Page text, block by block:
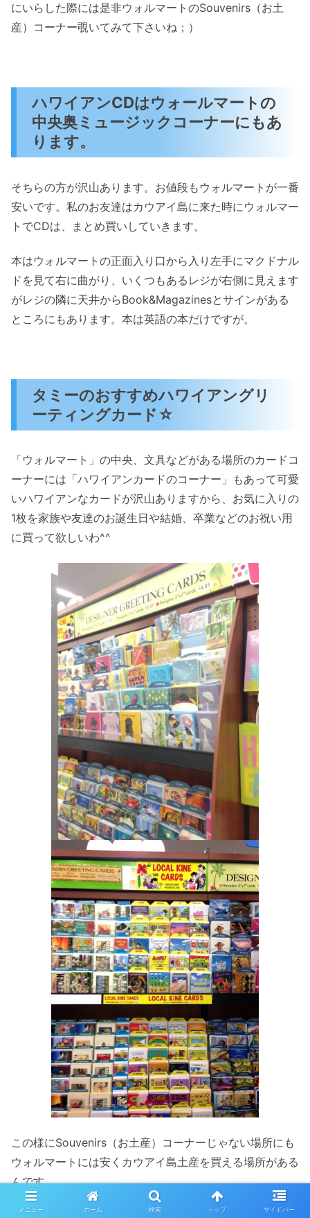
にいらした際には是非ウォルマートのSouvenirs（お土
産）コーナー覗いてみて下さいね；）
ハワイアンCDはウォールマートの
中央奥ミュージックコーナーにもあ
ります。
そちらの方が沢山あります。お値段もウォルマートが一番
安いです。私のお友達はカウアイ島に来た時にウォルマー
トでCDは、まとめ買いしていきます。
本はウォルマートの正面入り口から入り左手にマクドナル
ドを見て右に曲がり、いくつもあるレジが右側に見えます
がレジの隣に天井からBook&Magazinesとサインがある
ところにもあります。本は英語の本だけですが。
タミーのおすすめハワイアングリ
ーティングカード☆
「ウォルマート」の中央、文具などがある場所のカードコ
ーナーには「ハワイアンカードのコーナー」もあって可愛
いハワイアンなカードが沢山ありますから、お気に入りの
1枚を家族や友達のお誕生日や結婚、卒業などのお祝い用
に買って欲しいわ^^
この様にSouvenirs（お土産）コーナーじゃない場所にも
ウォルマートには安くカウアイ島土産を買える場所がある
んです。
メニュー ホーム 検索 トップ サイドバー